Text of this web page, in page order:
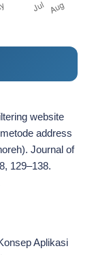
website
address
Journal of
129–138.
Aplikasi